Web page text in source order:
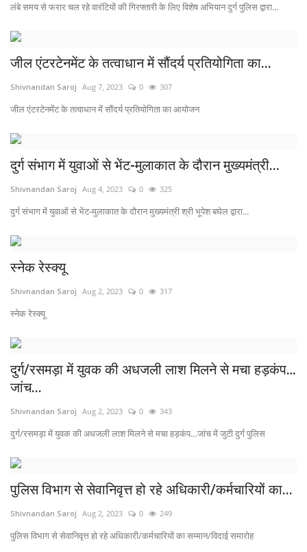
लंबे समय से फरार चल रहे वारंटियों की गिरफ्तारी के लिए विशेष अभियान दुर्ग पुलिस द्वारा...
जील एंटरटेनमेंट के तत्वाधान में सौंदर्य प्रतियोगिता का...
Shivnandan Saroj Aug 7, 2023 0 307
जील एंटरटेनमेंट के तत्वाधान में सौंदर्य प्रतियोगिता का आयोजन
दुर्ग संभाग में युवाओं से भेंट-मुलाकात के दौरान मुख्यमंत्री...
Shivnandan Saroj Aug 4, 2023 0 325
दुर्ग संभाग में युवाओं से भेंट-मुलाकात के दौरान मुख्यमंत्री श्री भूपेश बघेल द्वारा...
स्नेक रेस्क्यू
Shivnandan Saroj Aug 2, 2023 0 317
स्नेक रेस्क्यू
दुर्ग/रसमड़ा में युवक की अधजली लाश मिलने से मचा हड़कंप…
जांच...
Shivnandan Saroj Aug 2, 2023 0 343
दुर्ग/रसमड़ा में युवक की अधजली लाश मिलने से मचा हड़कंप…जांच में जुटी दुर्ग पुलिस
पुलिस विभाग से सेवानिवृत्त हो रहे अधिकारी/कर्मचारियों का...
Shivnandan Saroj Aug 2, 2023 0 249
पुलिस विभाग से सेवानिवृत्त हो रहे अधिकारी/कर्मचारियों का सम्मान/विदाई समारोह